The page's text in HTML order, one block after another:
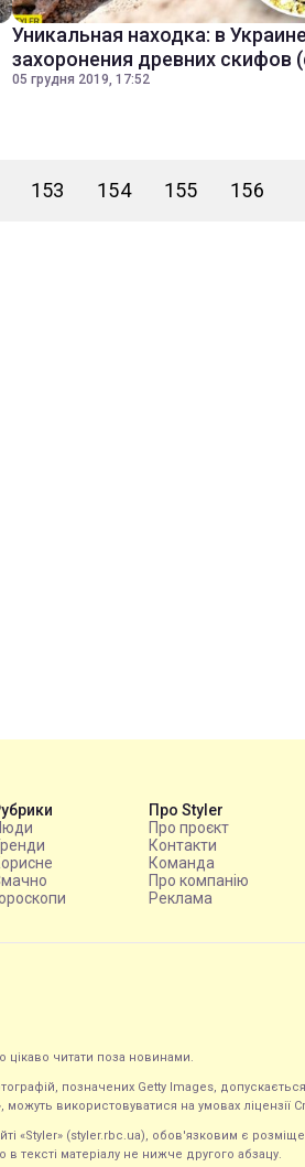
Уникальная находка: в
захоронения древних скифов
05 грудня 2019, 17:52
153 154 155 156
Про Styler
Про проєкт
Контакти
Команда
Про компанію
Реклама
читати поза новинами.
позначених Getty Images,
можуть використовуватися на умовах
«Styler» (styler.rbc.ua), обов'язковим є
тексті матеріалу не нижче другого абзацу.